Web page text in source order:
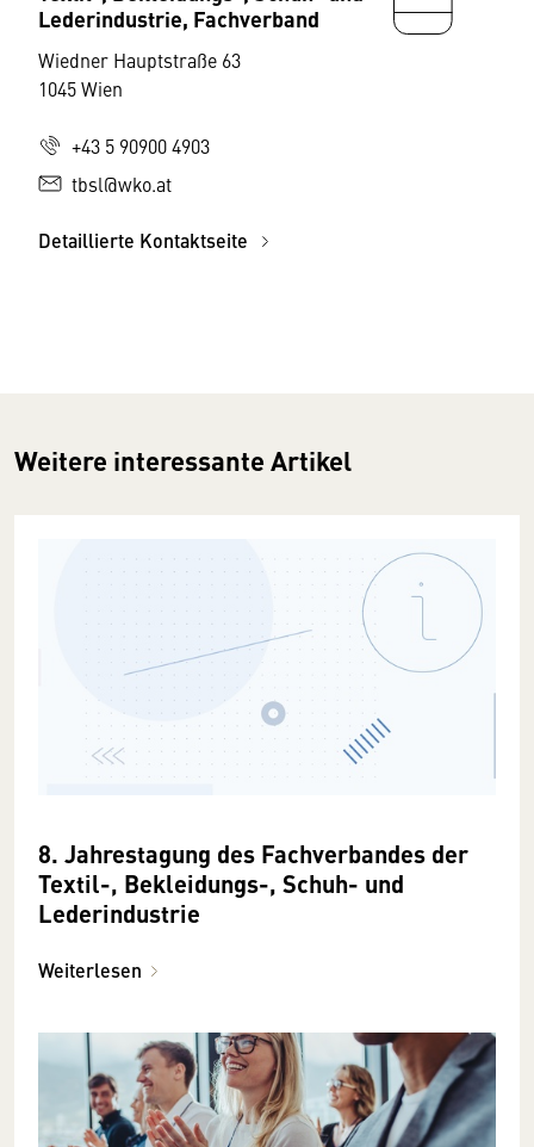
Lederindustrie, Fachverband
Wiedner Hauptstraße 63
1045 Wien
+43 5 90900 4903
tbsl@wko.at
Detaillierte Kontaktseite
Weitere interessante Artikel
8. Jahrestagung des Fachverbandes der
Textil-, Bekleidungs-, Schuh- und
Lederindustrie
Weiterlesen